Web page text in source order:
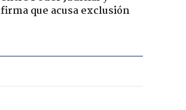
firma que acusa exclusión